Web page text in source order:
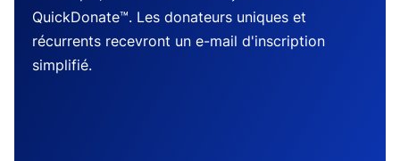
QuickDonate™. Les donateurs uniques et
récurrents recevront un e-mail d'inscription
simplifié.